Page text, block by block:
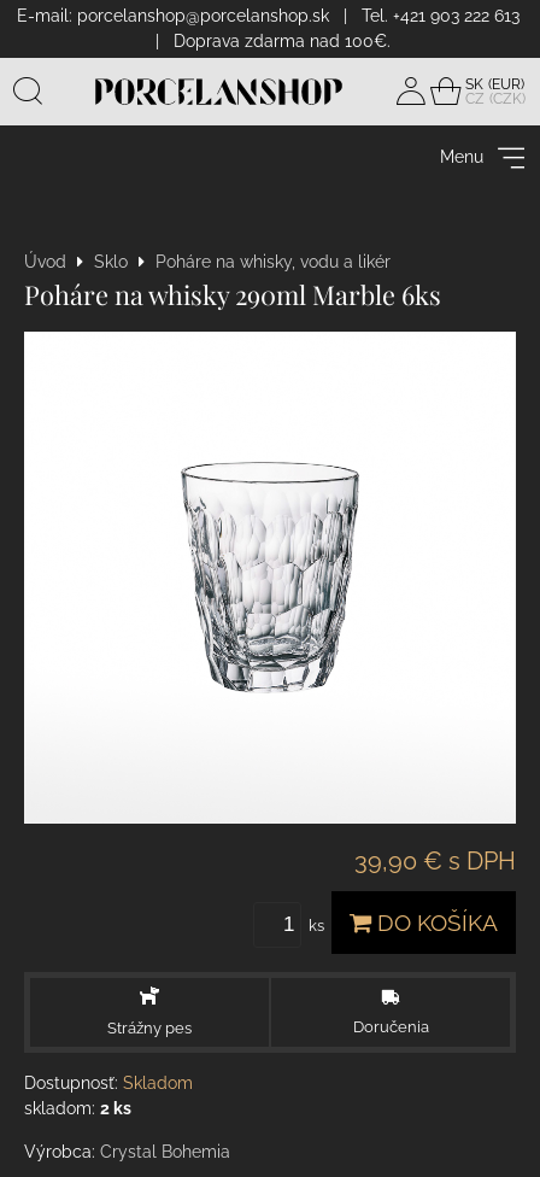
E-mail: porcelanshop@porcelanshop.sk| Tel. +421 903 222 613
| Doprava zdarma nad 100€.
Prihlásiť
SK
CZ
Menu
Úvod Sklo Poháre na whisky, vodu a likér
Poháre na whisky 290ml Marble 6ks
39,90 € s DPH
ks DO KOŠÍKA
Strážny pes Doručenia
Dostupnosť: Skladom
skladom: 2 ks
Výrobca: Crystal Bohemia